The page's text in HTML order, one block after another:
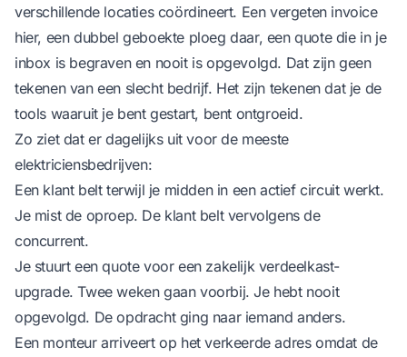
verschillende locaties coördineert. Een vergeten invoice
hier, een dubbel geboekte ploeg daar, een quote die in je
inbox is begraven en nooit is opgevolgd. Dat zijn geen
tekenen van een slecht bedrijf. Het zijn tekenen dat je de
tools waaruit je bent gestart, bent ontgroeid.
Zo ziet dat er dagelijks uit voor de meeste
elektriciensbedrijven:
Een klant belt terwijl je midden in een actief circuit werkt.
Je mist de oproep. De klant belt vervolgens de
concurrent.
Je stuurt een quote voor een zakelijk verdeelkast-
upgrade. Twee weken gaan voorbij. Je hebt nooit
opgevolgd. De opdracht ging naar iemand anders.
Een monteur arriveert op het verkeerde adres omdat de